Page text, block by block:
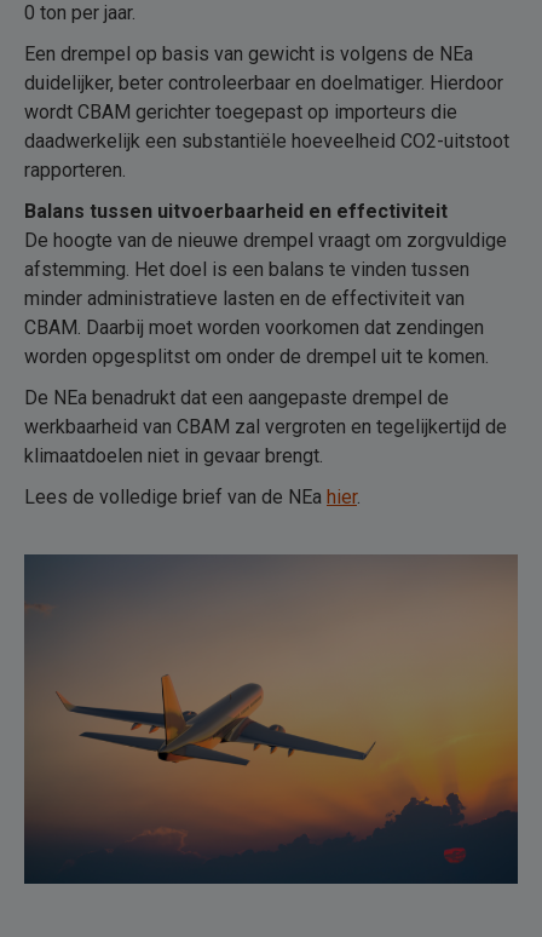
0 ton per jaar.
Een drempel op basis van gewicht is volgens de NEa
duidelijker, beter controleerbaar en doelmatiger. Hierdoor
wordt CBAM gerichter toegepast op importeurs die
daadwerkelijk een substantiële hoeveelheid CO2-uitstoot
rapporteren.
Balans tussen uitvoerbaarheid en effectiviteit
De hoogte van de nieuwe drempel vraagt om zorgvuldige
afstemming. Het doel is een balans te vinden tussen
minder administratieve lasten en de effectiviteit van
CBAM. Daarbij moet worden voorkomen dat zendingen
worden opgesplitst om onder de drempel uit te komen.
De NEa benadrukt dat een aangepaste drempel de
werkbaarheid van CBAM zal vergroten en tegelijkertijd de
klimaatdoelen niet in gevaar brengt.
Lees de volledige brief van de NEa hier.